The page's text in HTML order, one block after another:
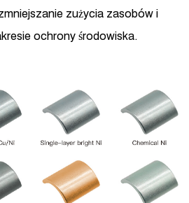
zużycia zasobów i
ochrony środowiska.